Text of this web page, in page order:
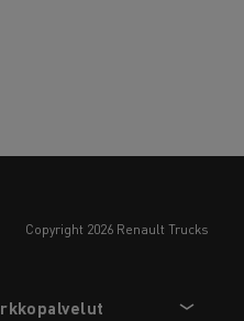
copyright 2026 Renault Trucks